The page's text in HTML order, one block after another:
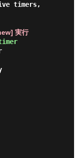
timers,
実行